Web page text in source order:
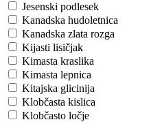
Jesenski podlesek
Kanadska hudoletnica
Kanadska zlata rozga
Kijasti lisičjak
Kimasta kraslika
Kimasta lepnica
Kitajska glicinija
Klobčasta kislica
Klobčasto ločje